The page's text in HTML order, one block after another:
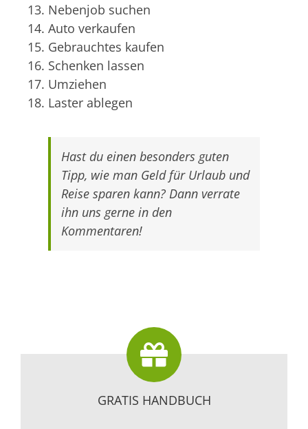
Nebenjob suchen
Auto verkaufen
Gebrauchtes kaufen
Schenken lassen
Umziehen
Laster ablegen
Hast du einen besonders guten
Tipp, wie man Geld für Urlaub und
Reise sparen kann? Dann verrate
ihn uns gerne in den
Kommentaren!
GRATIS HANDBUCH